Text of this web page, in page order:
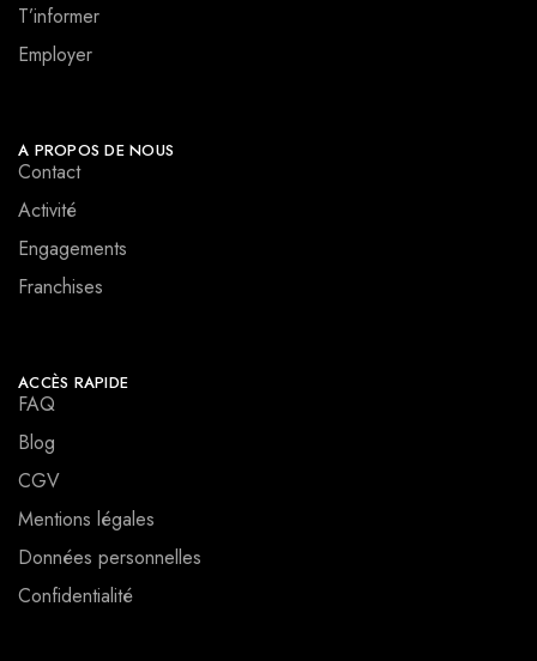
T’informer
Employer
A PROPOS DE NOUS
Contact
Activité
Engagements
Franchises
ACCÈS RAPIDE
FAQ
Blog
CGV
Mentions légales
Données personnelles
Confidentialité